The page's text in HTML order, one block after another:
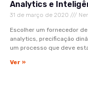
Analytics e
31 de março de 2020
Escolher um fornecedor
analytics, precificação
um processo que deve
Ver »